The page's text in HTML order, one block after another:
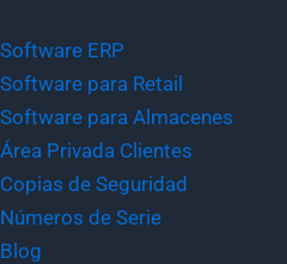
Software ERP
Software para Retail
Software para Almacenes
Área Privada Clientes
Copias de Seguridad
Números de Serie
Blog